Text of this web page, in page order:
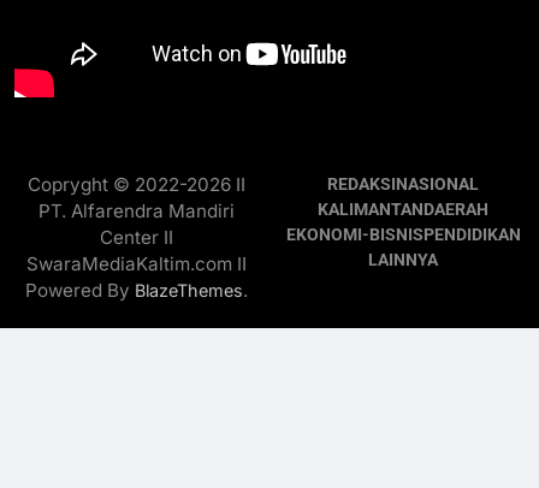
Copryght © 2022-2026 II
PT. Alfarendra Mandiri
Center II
SwaraMediaKaltim.com II
Powered By BlazeThemes.
REDAKSINASIONAL
KALIMANTANDAERAH
EKONOMI-BISNISPENDIDIKAN
LAINNYA